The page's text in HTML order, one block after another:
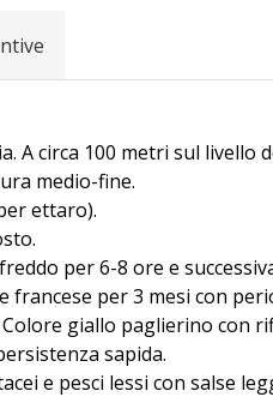
A circa 100 metri sul livello
medio-fine.
ettaro).
per 6-8 ore e
francese per 3 mesi con
Colore giallo paglierino con
sapida.
e pesci lessi con salse